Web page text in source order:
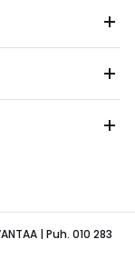
| Puh. 010 283